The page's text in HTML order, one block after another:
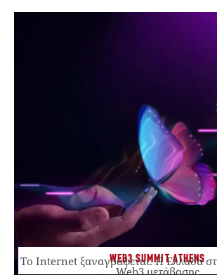
WEB3 SUMMIT ATHENS
Το Internet ξαναγράφεται. Η Ελλάδα
Web3 μετάβασης